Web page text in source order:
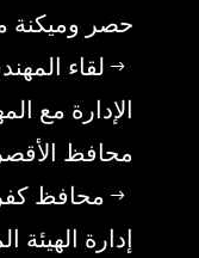
حصر وميكنة
لقاء
الإدارة مع
محافظ
محافظ
إدارة الهيئة